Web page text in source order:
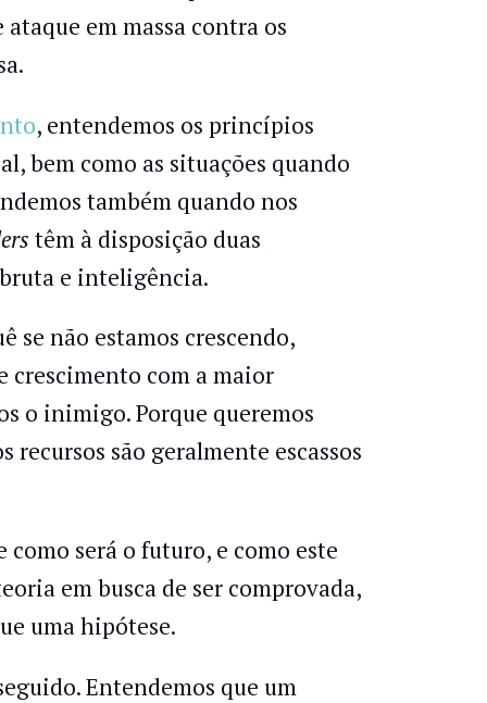
em massa contra os
, entendemos os princípios
bem como as situações quando
também quando nos
têm à disposição duas
e inteligência.
se não estamos crescendo,
crescimento com a maior
o inimigo. Porque queremos
recursos são geralmente escassos
será o futuro, e como este
em busca de ser comprovada,
uma hipótese.
Entendemos que um